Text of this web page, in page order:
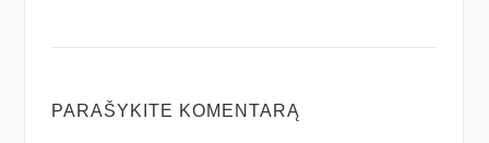
PARAŠYKITE KOMENTARĄ